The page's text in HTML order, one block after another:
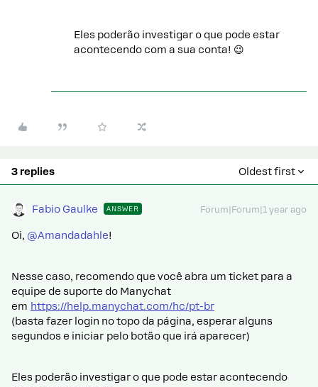
Eles poderão investigar o que pode estar
acontecendo com a sua conta! 😉
3 replies Oldest first
Fabio Gaulke ANSWER Forum|Forum|1 year ago
Oi, @Amandadahle!
Nesse caso, recomendo que você abra um ticket para a
equipe de suporte do Manychat
em https://help.manychat.com/hc/pt-br
(basta fazer login no topo da página, esperar alguns
segundos e iniciar pelo botão que irá aparecer)
Eles poderão investigar o que pode estar acontecendo